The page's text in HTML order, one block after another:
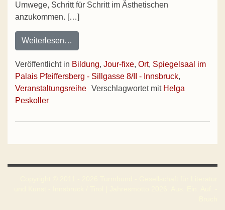
Umwege, Schritt für Schritt im Ästhetischen
anzukommen. […]
Weiterlesen…
Veröffentlicht in Bildung, Jour-fixe, Ort, Spiegelsaal im
Palais Pfeiffersberg - Sillgasse 8/II - Innsbruck,
Veranstaltungsreihe Verschlagwortet mit Helga
Peskoller